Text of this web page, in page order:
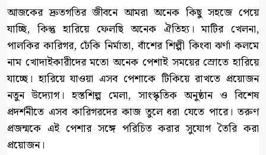
আজকের দ্রুতগতির জীবনে আমরা অনেক কিছু সহজে পেয়ে
যাচ্ছি, কিন্তু হারিয়ে ফেলছি অনেক ঐতিহ্য। মাটির খেলনা,
পালকির কারিগর, ঢেঁকি নির্মাতা, বাঁশের শিল্পী কিংবা ঝর্ণা কলমে
নাম খোদাইকারীদের মতো অনেক পেশাই সময়ের স্রোতে হারিয়ে
যাচ্ছে। হারিয়ে যাওয়া এসব পেশাকে টিকিয়ে রাখতে প্রয়োজন
নতুন উদ্যোগ। হস্তশিল্প মেলা, সাংস্কৃতিক অনুষ্ঠান ও বিশেষ
প্রদর্শনীতে এসব কারিগরদের কাজ তুলে ধরা যেতে পারে। তরুণ
প্রজন্মকে এই পেশার সঙ্গে পরিচিত করার সুযোগ তৈরি করা
প্রয়োজন।